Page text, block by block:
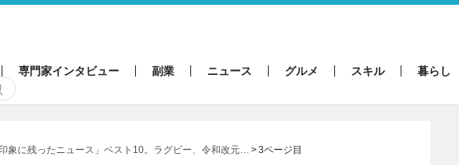
専門家インタビュー 副業 ニュース グルメ スキル 暮らし
象に残ったニュース」ベスト10。ラグビー、令和改元… 3ページ目